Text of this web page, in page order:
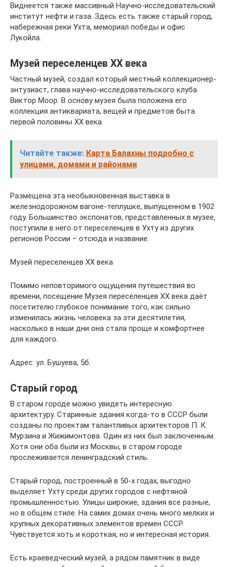
Виднеется также массивный Научно-исследовательский
институт нефти и газа. Здесь есть также старый город,
набережная реки Ухта, мемориал победы и офис
Лукойла.
Музей переселенцев XX века
Частный музей, создал который местный коллекционер-
энтузиаст, глава научно-исследовательского клуба
Виктор Моор. В основу музея была положена его
коллекция антиквариата, вещей и предметов быта
первой половины ХХ века.
Читайте также: Карта Балахны подробно с
улицами, домами и районами
Размещена эта необыкновенная выставка в
железнодорожном вагоне-теплушке, выпущенном в 1902
году. Большинство экспонатов, представленных в музее,
поступили в него от переселенцев в Ухту из других
регионов России – отсюда и название.
Музей переселенцев XX века
Помимо неповторимого ощущения путешествия во
времени, посещение Музея переселенцев ХХ века даёт
посетителю глубокое понимание того, как сильно
изменилась жизнь человека за эти десятилетия,
насколько в наши дни она стала проще и комфортнее
для каждого.
Адрес: ул. Бушуева, 5б.
Старый город
В старом городе можно увидеть интересную
архитектуру. Старинные здания когда-то в СССР были
созданы по проектам талантливых архитекторов П. К.
Мурзина и Жижимонтова. Один из них был заключенным.
Хотя они оба были из Москвы, в старом городе
прослеживается ленинградский стиль.
Старый город, построенный в 50-х годах, выгодно
выделяет Ухту среди других городов с нефтяной
промышленностью. Улицы широкие, здания все разные,
но в общем стиле. На самих домах очень много мелких и
крупных декоративных элементов времен СССР.
Чувствуется хоть и короткая, но и интересная история.
Есть краеведческий музей, а рядом памятник в виде